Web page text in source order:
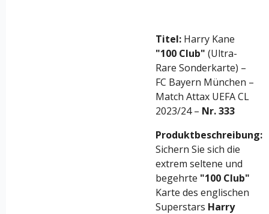
Titel: Harry Kane
"100 Club" (Ultra-
Rare Sonderkarte) –
FC Bayern München –
Match Attax UEFA CL
2023/24 – Nr. 333
Produktbeschreibung:
Sichern Sie sich die
extrem seltene und
begehrte "100 Club"
Karte des englischen
Superstars Harry